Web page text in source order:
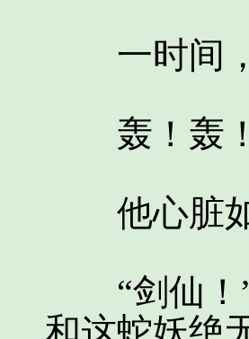
一时间，
轰！轰！
他心脏如
“剑仙！”